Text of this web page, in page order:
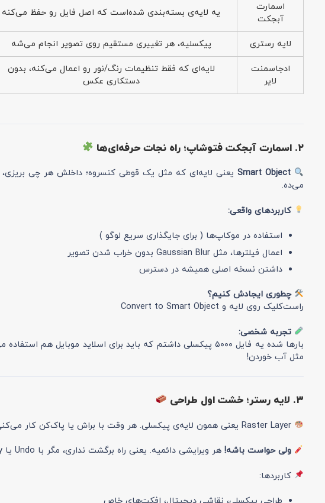
اسمارت
آبجکت
یه لایه‌ی بسته‌بندی شده‌است که اصل فایل رو حفظ می‌کنه
لایه رستری پیکسلیه، هر تغییری مستقیم روی تصویر انجام می‌شه
ادجاسمنت
لایر
لایه‌ای که فقط تنظیمات رنگ/نور رو اعمال می‌کنه، بدون
دستکاری عکس
۲. اسمارت آبجکت فتوشاپ؛ راه نجات حرفه‌ای‌ها
Smart Object یعنی لایه‌ای که مثل یک قوطی کنسروه؛ داخلش هر چی
می‌ده.
کاربردهای واقعی:
استفاده در موکاپ‌ها ( برای جایگذاری سریع لوگو )
اعمال فیلترها، مثل Gaussian Blur بدون خراب شدن تصویر
داشتن نسخه اصلی همیشه در دسترس
چطوری ایجادش کنیم؟
راست‌کلیک روی لایه و Convert to Smart Object
تجربه شخصی:
بارها شده یه فایل ۵۰۰۰ پیکسلی داشتم که باید برای اسلاید
مثل آب خوردن!
۳. لایه رستر؛ خشت اول طراحی
Raster Layer یعنی همون لایه‌ی پیکسلی. هر وقت با براش یا پاک‌کن کار می‌کنی، در اصل داری مستقیم روی این لایه اثر می‌ذاری.
ولی حواست باشه! هر ویرایشی دائمیه. یعنی راه برگشت نداری، مگر با Undo یا History.
کاربردها: